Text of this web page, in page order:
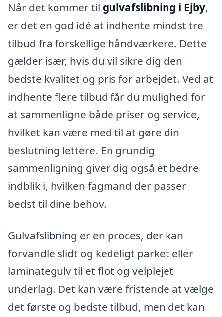
Når det kommer til gulvafslibning i Ejby,
er det en god idé at indhente mindst tre
tilbud fra forskellige håndværkere. Dette
gælder især, hvis du vil sikre dig den
bedste kvalitet og pris for arbejdet. Ved at
indhente flere tilbud får du mulighed for
at sammenligne både priser og service,
hvilket kan være med til at gøre din
beslutning lettere. En grundig
sammenligning giver dig også et bedre
indblik i, hvilken fagmand der passer
bedst til dine behov.
Gulvafslibning er en proces, der kan
forvandle slidt og kedeligt parket eller
laminategulv til et flot og velplejet
underlag. Det kan være fristende at vælge
det første og bedste tilbud, men det kan